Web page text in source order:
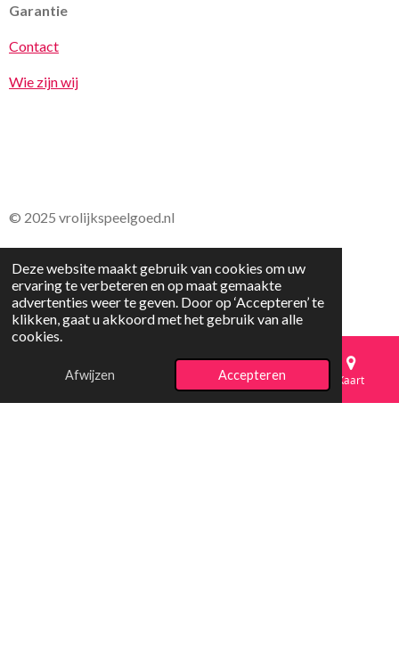
Deze website maakt gebruik van cookies om uw
ervaring te verbeteren en op maat gemaakte
advertenties weer te geven. Door op ‘Accepteren’ te
klikken, gaat u akkoord met het gebruik van alle
cookies.
Afwijzen Accepteren
Garantie
Contact
Wie zijn wij
© 2025 vrolijkspeelgoed.nl
E-mailadres Telefoonnummer Kaart